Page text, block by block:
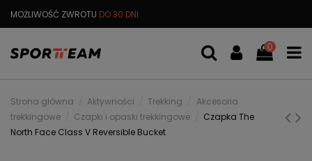
MOŻLIWOŚĆ ZWROTU DO 30 DNI
0
Strona główna Aktywności Trekking
Akcesoria
trekkingowe
Czapki i opaski trekkingowe
Czapka The
North Face Class V Reversible Bucket